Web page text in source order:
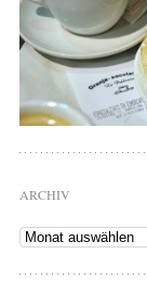
ARCHIV
Archiv